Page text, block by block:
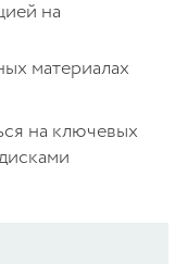
на
материалах
на ключевых